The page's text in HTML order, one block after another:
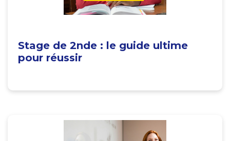
Stage de 2nde : le guide ultime
pour réussir